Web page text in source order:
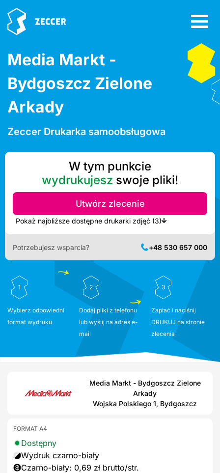
Media Markt -
Bydgoszcz Zielone
Arkady
Zeccer Drukarka samoobsługowa
W tym punkcie
wydrukujesz swoje pliki!
Utwórz zlecenie
Pokaż najbliższe dostępne drukarki zdjęć (3)
Potrzebujesz wsparcia? +48 530 657 000
1
Wybierz odpowiedni
format wydruku
2
Dodaj pliki z telefonu
lub wyślij na adres e-
mail
3
Zapłać i naciśnij
DRUKUJ na stronie
zlecenia
Media Markt - Bydgoszcz Zielone
Arkady
Wojska Polskiego 1, Bydgoszcz
FORMAT A4
Dostępny
Wydruk czarno-biały
Czarno-biały: 0,69 zł brutto/str.